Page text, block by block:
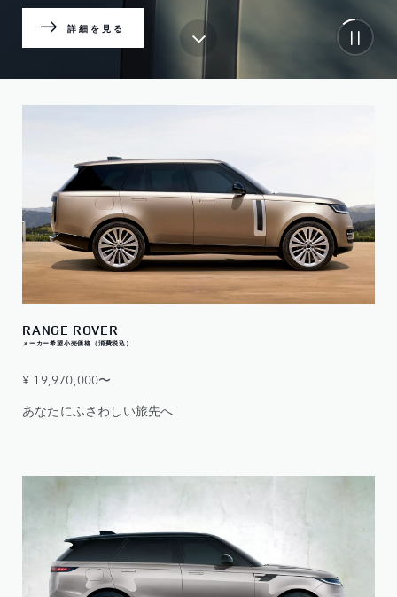
詳細を見る
RANGE ROVER
メーカー希望小売価格（消費税込）
¥ 19,970,000〜
あなたにふさわしい旅先へ